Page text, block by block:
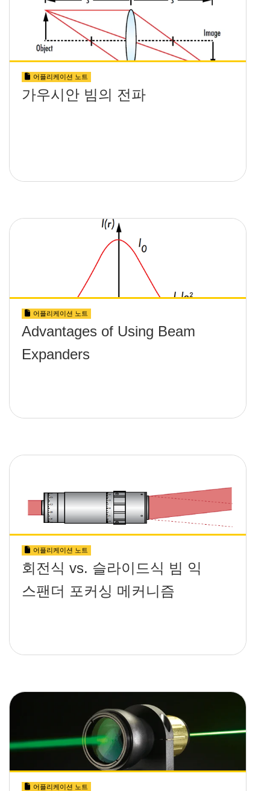
어플리케이션 노트
가우시안 빔의 전파
어플리케이션 노트
Advantages of Using Beam
Expanders
어플리케이션 노트
회전식 vs. 슬라이드식 빔 익
스팬더 포커싱 메커니즘
어플리케이션 노트